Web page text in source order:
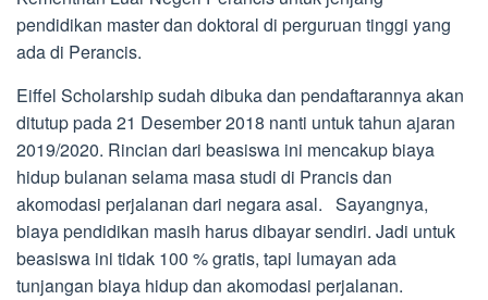
pendidikan master dan doktoral di perguruan tinggi yang
ada di Perancis.
Eiffel Scholarship sudah dibuka dan pendaftarannya akan
ditutup pada 21 Desember 2018 nanti untuk tahun ajaran
2019/2020. Rincian dari beasiswa ini mencakup biaya
hidup bulanan selama masa studi di Prancis dan
akomodasi perjalanan dari negara asal. Sayangnya,
biaya pendidikan masih harus dibayar sendiri. Jadi untuk
beasiswa ini tidak 100 % gratis, tapi lumayan ada
tunjangan biaya hidup dan akomodasi perjalanan.